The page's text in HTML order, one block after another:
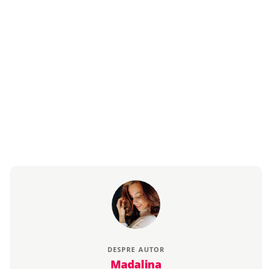
DESPRE AUTOR
Madalina